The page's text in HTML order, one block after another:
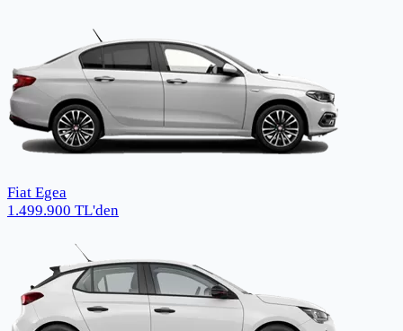
Fiat Egea
1.499.900 TL'den